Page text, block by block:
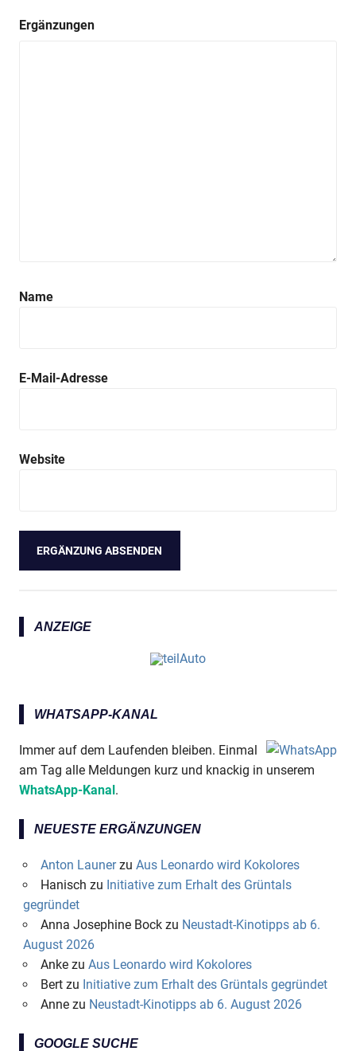
Ergänzungen
Name
E-Mail-Adresse
Website
ANZEIGE
WHATSAPP-KANAL
Immer auf dem Laufenden bleiben. Einmal
am Tag alle Meldungen kurz und knackig in unserem
WhatsApp-Kanal.
NEUESTE ERGÄNZUNGEN
Anton Launerzu Aus Leonardo wird Kokolores
Hanisch zu Initiative zum Erhalt des Grüntals
gegründet
Anna Josephine Bockzu Neustadt-Kinotipps ab 6.
August 2026
Ankezu Aus Leonardo wird Kokolores
Bertzu Initiative zum Erhalt des Grüntals gegründet
Annezu Neustadt-Kinotipps ab 6. August 2026
GOOGLE SUCHE